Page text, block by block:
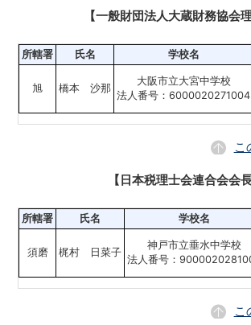
【一般財団法人大蔵財務協会
所轄署
氏名 学校名
旭 橋本 沙那
大阪市立大宮中学校
法人番号：6000020271004
こ
【日本税理士会連合会会長
所轄署
氏名 学校名
須磨 梶村 日菜子
神戸市立垂水中学校
法人番号：
こ